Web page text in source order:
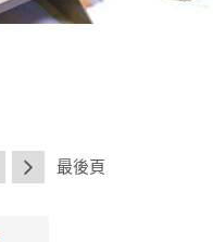
最後頁